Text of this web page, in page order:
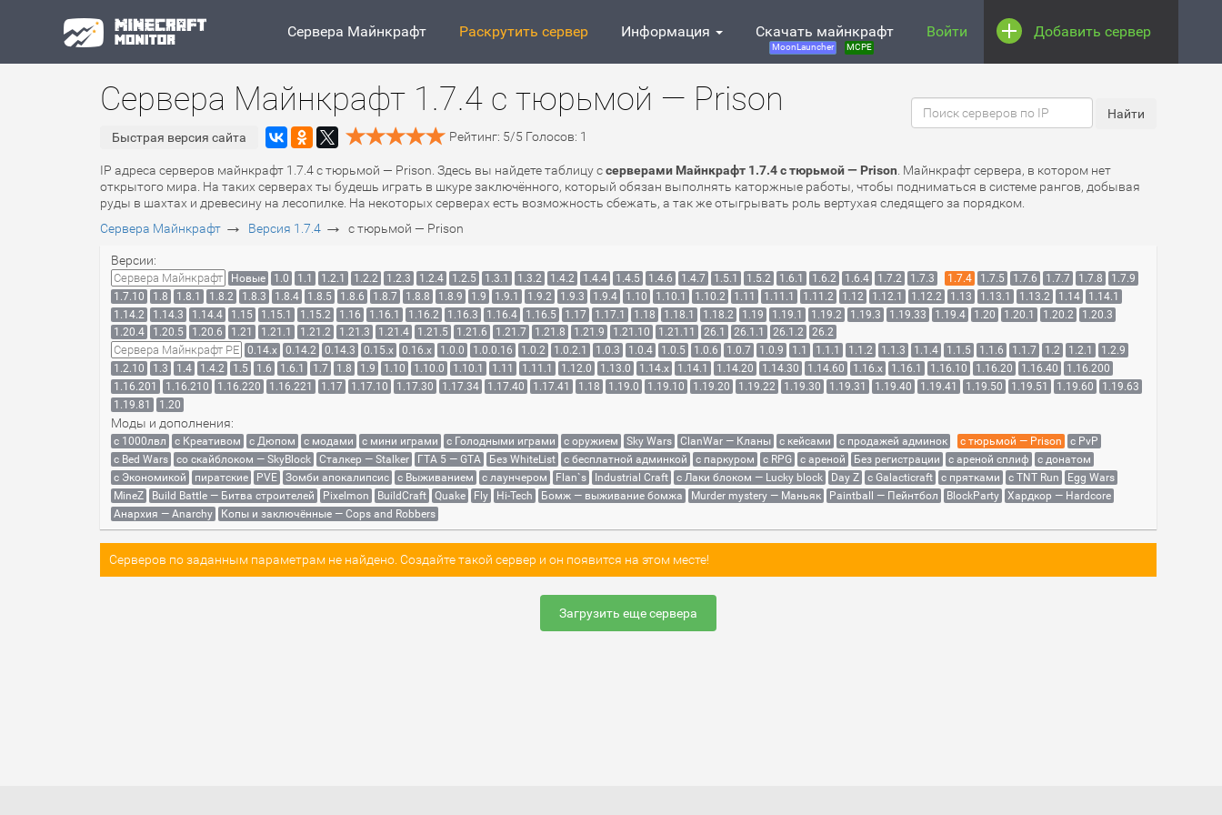
Сервера Майнкрафт Раскрутить сервер Информация Скачать майнкрафт
MoonLauncher MCPE
Войти Добавить сервер
Сервера Майнкрафт 1.7.4 с тюрьмой — Prison
Быстрая версия сайта Рейтинг: 5/5 Голосов: 1
IP адреса серверов майнкрафт 1.7.4 с тюрьмой — Prison. Здесь вы найдете таблицу ссерверами Майнкрафт 1.7.4 с тюрьмой — Prison . Майнкрафт сервера, в котором нет
открытого мира. На таких серверах ты будешь играть в шкуре заключённого, который обязан выполнять каторжные работы, чтобы подниматься в системе рангов, добывая
руды в шахтах и древесину на лесопилке. На некоторых серверах есть возможность сбежать, а так же отыгрывать роль вертухая следящего за порядком.
Сервера Майнкрафт → Версия 1.7.4 → с тюрьмой — Prison
Версии:
Сервера Майнкрафт Новые 1.0 1.1 1.2.1 1.2.2 1.2.3 1.2.4 1.2.5 1.3.1 1.3.2 1.4.2 1.4.4 1.4.5 1.4.6 1.4.7 1.5.1 1.5.2 1.6.1 1.6.2 1.6.4 1.7.2 1.7.3 1.7.4 1.7.5 1.7.6 1.7.7 1.7.8
1.7.9
1.7.10
1.8 1.8.1 1.8.2 1.8.3 1.8.4 1.8.5 1.8.6 1.8.7 1.8.8 1.8.9 1.9 1.9.1 1.9.2 1.9.3 1.9.4 1.10 1.10.1 1.10.2 1.11 1.11.1 1.11.2 1.12 1.12.1 1.12.2 1.13 1.13.1 1.13.2 1.14
1.14.1
1.14.2
1.14.3 1.14.4 1.15 1.15.1 1.15.2 1.16 1.16.1 1.16.2 1.16.3 1.16.4 1.16.5 1.17 1.17.1 1.18 1.18.1 1.18.2 1.19 1.19.1 1.19.2 1.19.3 1.19.33 1.19.4 1.20 1.20.1 1.20.2
1.20.3
1.20.4
1.20.5 1.20.6 1.21 1.21.1 1.21.2 1.21.3 1.21.4 1.21.5 1.21.6 1.21.7 1.21.8 1.21.9 1.21.10 1.21.11 26.1 26.1.1 26.1.2 26.2
Сервера Майнкрафт PE 0.14.x 0.14.2 0.14.3 0.15.x 0.16.x 1.0.0 1.0.0.16 1.0.2 1.0.2.1 1.0.3 1.0.4 1.0.5 1.0.6 1.0.7 1.0.9 1.1 1.1.1 1.1.2 1.1.3 1.1.4 1.1.5 1.1.6 1.1.7 1.2 1.2.1
1.2.9
1.2.10
1.3 1.4 1.4.2 1.5 1.6 1.6.1 1.7 1.8 1.9 1.10 1.10.0 1.10.1 1.11 1.11.1 1.12.0 1.13.0 1.14.x 1.14.1 1.14.20 1.14.30 1.14.60 1.16.x 1.16.1 1.16.10 1.16.20 1.16.40
1.16.200
1.16.201
1.16.210 1.16.220 1.16.221 1.17 1.17.10 1.17.30 1.17.34 1.17.40 1.17.41 1.18 1.19.0 1.19.10 1.19.20 1.19.22 1.19.30 1.19.31 1.19.40 1.19.41 1.19.50 1.19.51 1.19.60
1.19.63
1.19.81
1.20
Моды и дополнения:
с 1000лвл c Креативом с Дюпом с модами с мини играми с Голодными играми с оружием Sky Wars ClanWar — Кланы с кейсами с продажей админок с тюрьмой — Prison
с PvP
с Bed Wars
со скайблоком — SkyBlock Сталкер — Stalker ГТА 5 — GTA Без WhiteList с бесплатной админкой с паркуром с RPG с ареной Без регистрации с ареной сплиф
с донатом
с Экономикой
пиратские PVE Зомби апокалипсис с Выживанием с лаунчером Flan`s Industrial Craft с Лаки блоком — Lucky block Day Z с Galacticraft с прятками с TNT Run
Egg Wars
MineZ
Build Battle — Битва строителей Pixelmon BuildCraft Quake Fly Hi-Tech Бомж — выживание бомжа Murder mystery — Маньяк Paintball — Пейнтбол BlockParty
Хардкор — Hardcore
Анархия — Anarchy
Копы и заключённые — Cops and Robbers
Серверов по заданным параметрам не найдено. Создайте такой сервер и он появится на этом месте!
Загрузить еще сервера